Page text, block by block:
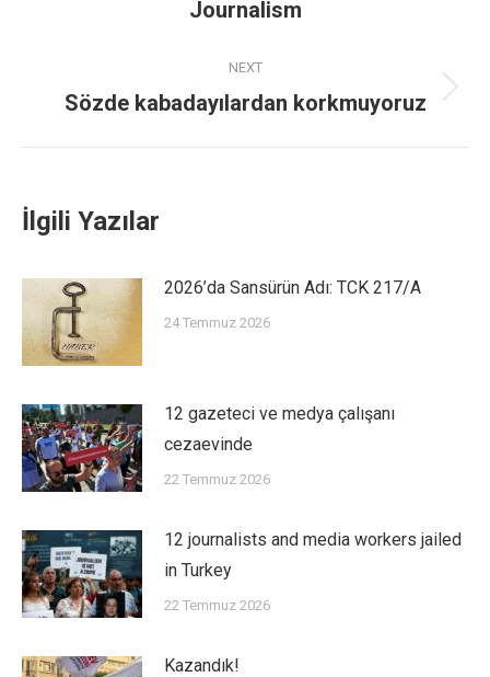
Journalism
NEXT
Sözde kabadayılardan korkmuyoruz
İlgili Yazılar
2026’da Sansürün Adı: TCK 217/A
24 Temmuz 2026
12 gazeteci ve medya çalışanı
cezaevinde
22 Temmuz 2026
12 journalists and media workers jailed
in Turkey
22 Temmuz 2026
Kazandık!